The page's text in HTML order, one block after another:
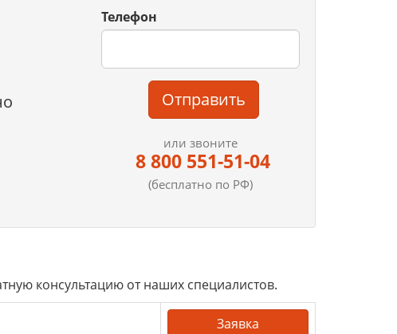
Телефон
Отправить
или звоните
8 800 551-51-04
(бесплатно по РФ)
консультацию от наших специалистов.
Заявка